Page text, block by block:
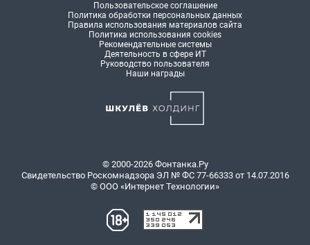
Пользовательское соглашение
Политика обработки персональных данных
Правила использования материалов сайта
Политика использования cookies
Рекомендательные системы
Деятельность в сфере ИТ
Руководство пользователя
Наши награды
© 2000-2026 Фонтанка.Ру
Свидетельство Роскомнадзора ЭЛ № ФС 77-66333 от 14.07.2016
© ООО «Интернет Технологии»